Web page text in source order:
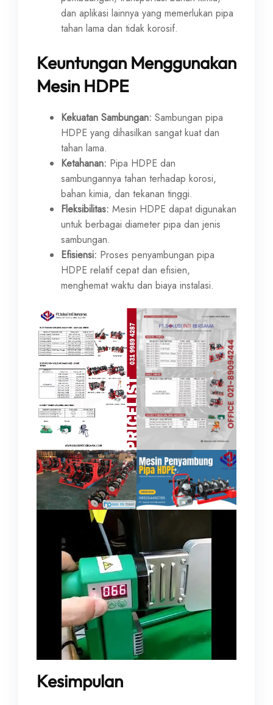
dan aplikasi lainnya yang memerlukan pipa
tahan lama dan tidak korosif.
Keuntungan Menggunakan
Mesin HDPE
Kekuatan Sambungan: Sambungan pipa
HDPE yang dihasilkan sangat kuat dan
tahan lama.
Ketahanan: Pipa HDPE dan
sambungannya tahan terhadap korosi,
bahan kimia, dan tekanan tinggi.
Fleksibilitas: Mesin HDPE dapat digunakan
untuk berbagai diameter pipa dan jenis
sambungan.
Efisiensi: Proses penyambungan pipa
HDPE relatif cepat dan efisien,
menghemat waktu dan biaya instalasi.
Kesimpulan